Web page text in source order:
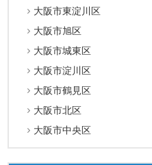
大阪市東淀川区
大阪市旭区
大阪市城東区
大阪市淀川区
大阪市鶴見区
大阪市北区
大阪市中央区